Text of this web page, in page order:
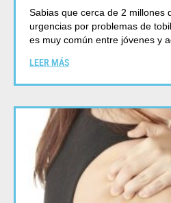
Sabias que cerca de 2 millones
urgencias por problemas de
es muy común entre jóvenes y
LEER MÁS